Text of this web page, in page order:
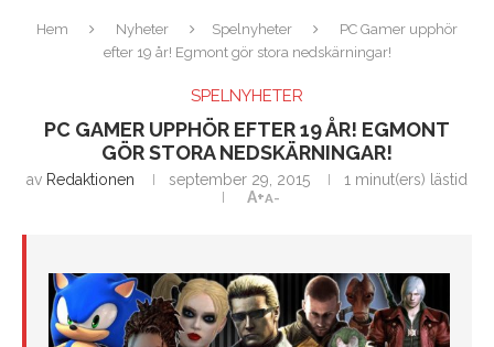
Hem Nyheter Spelnyheter
PC Gamer upphör
efter 19 år! Egmont gör stora nedskärningar!
SPELNYHETER
PC GAMER UPPHÖR EFTER 19 ÅR! EGMONT
GÖR STORA NEDSKÄRNINGAR!
av Redaktionen september 29, 2015
1 minut(ers) lästid
A+A-